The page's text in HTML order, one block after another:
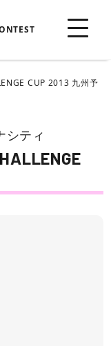
CUP 2013 九州予
シティ